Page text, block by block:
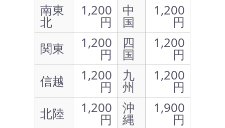
南東
北
1,200
円
中
国
1,200
円
関東
1,200
円
四
国
1,200
円
信越
1,200
円
九
州
1,200
円
北陸
1,200
円
沖
縄
1,900
円